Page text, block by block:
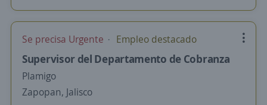
Se precisa Urgente Empleo destacado
Supervisor del Departamento de Cobranza
Plamigo
Zapopan, Jalisco